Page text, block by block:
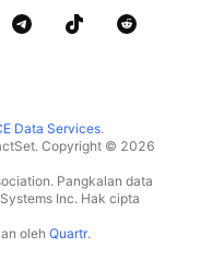
Data Services.
Copyright © 2026
Pangkalan data
Inc. Hak cipta
oleh Quartr.